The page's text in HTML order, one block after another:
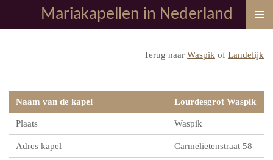
direct
Mariakapellen in Nederland
Terug naar Waspik of Landelijk
Naam van de kapel Lourdesgrot Waspik
Plaats Waspik
Adres kapel Carmelietenstraat 58